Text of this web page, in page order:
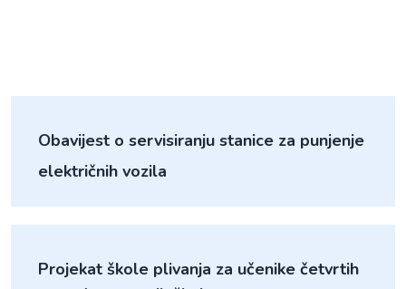
Obavijest o servisiranju stanice za punjenje
električnih vozila
Projekat škole plivanja za učenike četvrtih